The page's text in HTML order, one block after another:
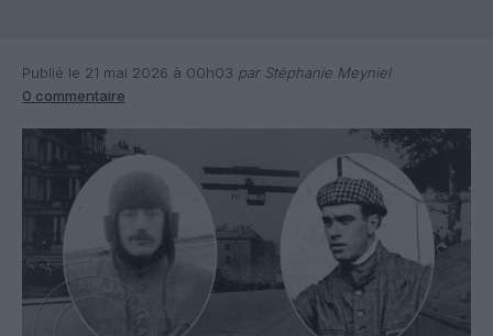
Publié le 21 mai 2026 à 00h03 par Stéphanie Meyniel
0 commentaire